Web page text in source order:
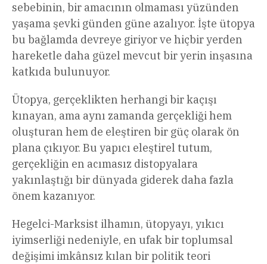
sebebinin, bir amacının olmaması yüzünden
yaşama şevki günden güne azalıyor. İşte ütopya
bu bağlamda devreye giriyor ve hiçbir yerden
hareketle daha güzel mevcut bir yerin inşasına
katkıda bulunuyor.
Ütopya, gerçeklikten herhangi bir kaçışı
kınayan, ama aynı zamanda gerçekliği hem
oluşturan hem de eleştiren bir güç olarak ön
plana çıkıyor. Bu yapıcı eleştirel tutum,
gerçekliğin en acımasız distopyalara
yakınlaştığı bir dünyada giderek daha fazla
önem kazanıyor.
Hegelci-Marksist ilhamın, ütopyayı, yıkıcı
iyimserliği nedeniyle, en ufak bir toplumsal
değişimi imkânsız kılan bir politik teori